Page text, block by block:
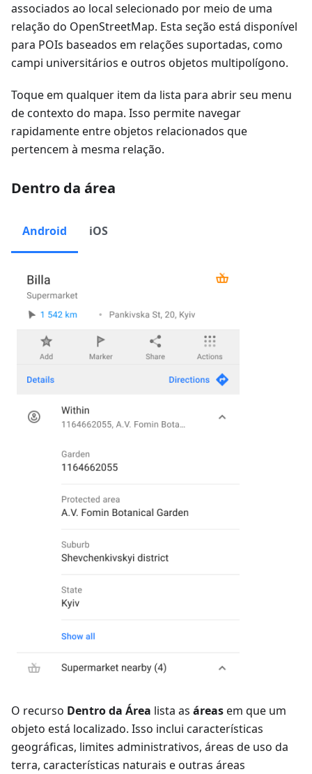
associados ao local selecionado por meio de uma
relação do OpenStreetMap. Esta seção está disponível
para POIs baseados em relações suportadas, como
campi universitários e outros objetos multipolígono.
Toque em qualquer item da lista para abrir seu menu
de contexto do mapa. Isso permite navegar
rapidamente entre objetos relacionados que
pertencem à mesma relação.
Dentro da área
Android iOS
O recurso Dentro da Área lista as áreasem que um
objeto está localizado. Isso inclui características
geográficas, limites administrativos, áreas de uso da
terra, características naturais e outras áreas